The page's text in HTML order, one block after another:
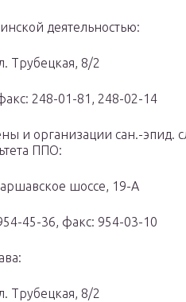
деятельностью:
Трубецкая, 8/2
248-01-81, 248-02-14
и организации сан.-эпид.
ППО:
шоссе, 19-А
45-36, факс: 954-03-10
Трубецкая, 8/2